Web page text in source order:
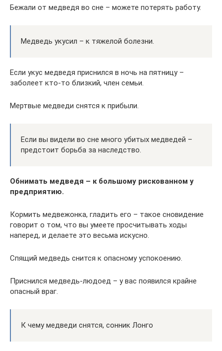
Бежали от медведя во сне – можете потерять работу.
Медведь укусил – к тяжелой болезни.
Если укус медведя приснился в ночь на пятницу –
заболеет кто-то близкий, член семьи.
Мертвые медведи снятся к прибыли.
Если вы видели во сне много убитых медведей –
предстоит борьба за наследство.
Обнимать медведя – к большому рискованном у
предприятию.
Кормить медвежонка, гладить его – такое сновидение
говорит о том, что вы умеете просчитывать ходы
наперед, и делаете это весьма искусно.
Спящий медведь снится к опасному успокоению.
Приснился медведь-людоед – у вас появился крайне
опасный враг.
К чему медведи снятся, сонник Лонго